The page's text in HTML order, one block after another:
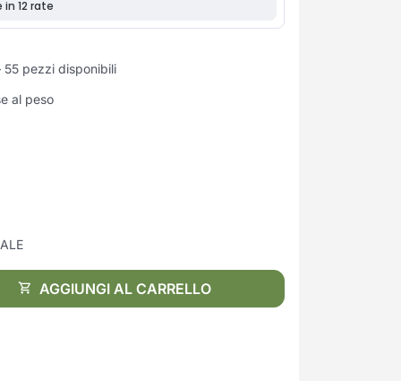
pezzi disponibili
al peso
AGGIUNGI AL CARRELLO